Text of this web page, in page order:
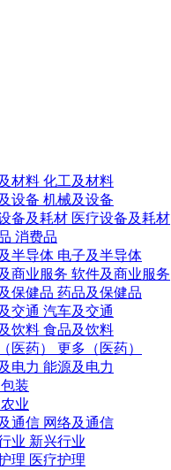
化工及材料
机械及设备
医疗设备及耗材
消费品
电子及半导体
软件及商业服务
药品及保健品
汽车及交通
食品及饮料
更多（医药）
能源及电力
包装
农业
网络及通信
新兴行业
医疗护理